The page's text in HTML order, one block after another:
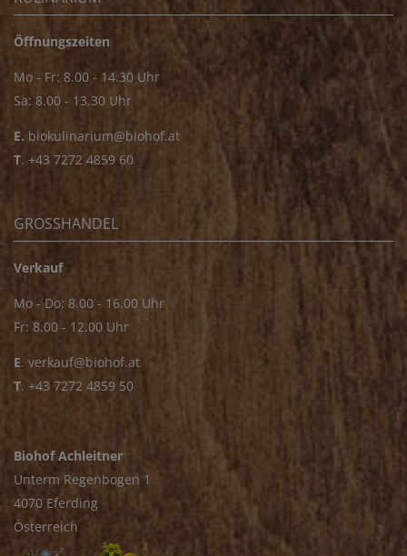
Öffnungszeiten
Mo - Fr: 8.00 - 14.30 Uhr
Sa: 8.00 - 13.30 Uhr
E. biokulinarium@biohof.at
T. +43 7272 4859 60
GROSSHANDEL
Verkauf
Mo - Do: 8.00 - 16.00 Uhr
Fr: 8.00 - 12.00 Uhr
E. verkauf@biohof.at
T. +43 7272 4859 50
Biohof Achleitner
Unterm Regenbogen 1
4070 Eferding
Österreich